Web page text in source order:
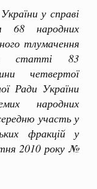
у справі
68 народних
тлумачення
статті 83
четвертої
Ради України
народних
участь у
фракцій у
2010 року №